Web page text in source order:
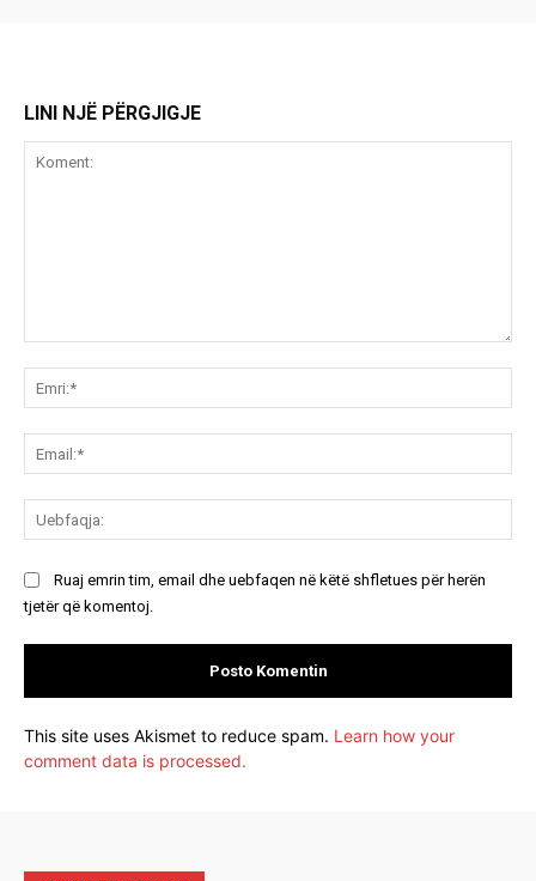
LINI NJË PËRGJIGJE
Ruaj emrin tim, email dhe uebfaqen në këtë shfletues për herën
tjetër që komentoj.
This site uses Akismet to reduce spam. Learn how your
comment data is processed.